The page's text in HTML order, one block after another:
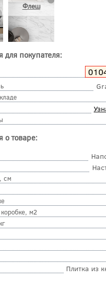
Флеш
покупателя:
о товаре:
см
м2
Плитка из